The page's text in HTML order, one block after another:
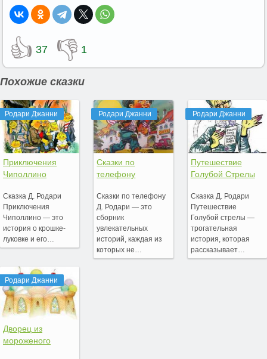
👍 37 👎 1
Похожие сказки
Родари Джанни
Приключения
Чиполлино
Сказка Д. Родари
Приключения
Чиполлино — это
история о крошке-
луковке и его…
Родари Джанни
Дворец из
мороженого
Родари Джанни
Сказки по
телефону
Сказки по телефону
Д. Родари — это
сборник
увлекательных
историй, каждая из
которых не…
Родари Джанни
Путешествие
Голубой Стрелы
Сказка Д. Родари
Путешествие
Голубой стрелы —
трогательная
история, которая
рассказывает…